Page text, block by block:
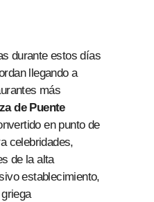
durante estos días
llegando a
más
de Puente
en punto de
celebridades,
de la alta
establecimiento,